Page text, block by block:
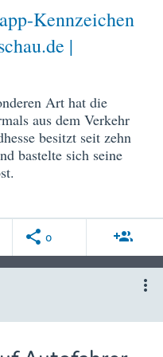
Kennzeichen
|
Art hat die
aus dem Verkehr
besitzt seit zehn
bastelte sich seine
share 0 group_add
more_vert